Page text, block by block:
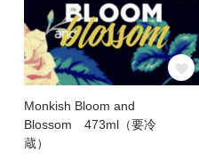
Monkish Bloom and
Blossom 473ml（要冷
蔵）